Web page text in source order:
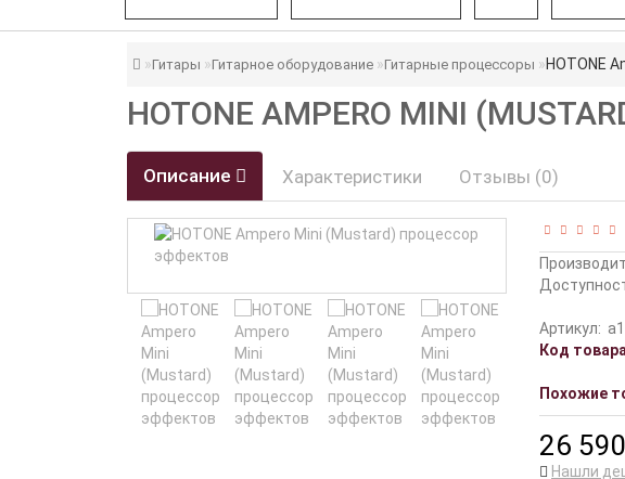
Гитары Гитарное оборудование Гитарные процессоры HOTONE
HOTONE AMPERO MINI
Описание Характеристики Отзывы (0)
Артикул:
Код
Похожие
26
Нашли